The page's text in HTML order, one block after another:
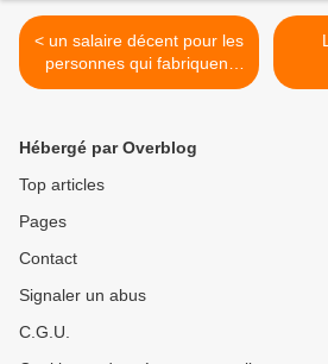
< un salaire décent pour les
personnes qui fabriquent
nos vêtements...
Hébergé par Overblog
Top articles
Pages
Contact
Signaler un abus
C.G.U.